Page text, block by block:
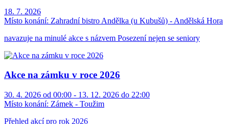
18. 7. 2026
Místo konání: Zahradní bistro Andělka (u Kubušů) - Andělská Hora
navazuje na minulé akce s názvem Posezení nejen se seniory
Akce na zámku v roce 2026
30. 4. 2026 od 00:00 - 13. 12. 2026 do 22:00
Místo konání: Zámek - Toužim
Přehled akcí pro rok 2026